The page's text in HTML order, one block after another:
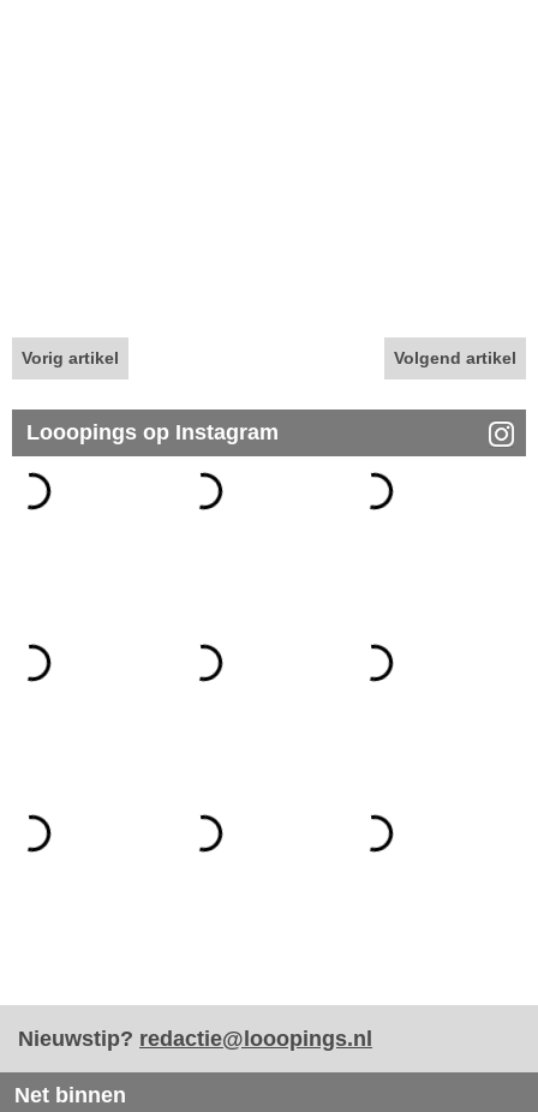
Vorig artikel Volgend artikel
Looopings op Instagram
Nieuwstip? redactie@looopings.nl
Net binnen